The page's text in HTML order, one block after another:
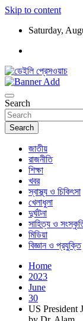
Skip to content
Saturday,
ডেইলি প্রেসওয়াচ
Search
Search
জাতীয়
রাজনীতি
শিক্ষা
খবর
স্বাস্থ্য ও চিকিৎসা
খেলাধুলা
দুর্ঘটনা
সাহিত্য ও
মিডিয়া
বিজ্ঞান ও প্রযুক্তি
Home
2023
June
30
US President